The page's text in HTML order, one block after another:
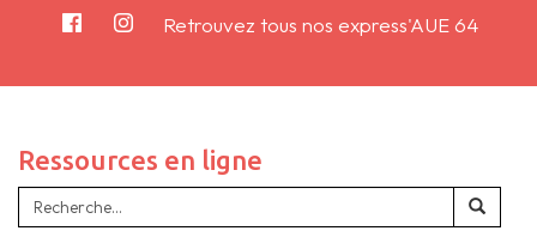
Retrouvez tous nos express'AUE 64
Ressources en ligne